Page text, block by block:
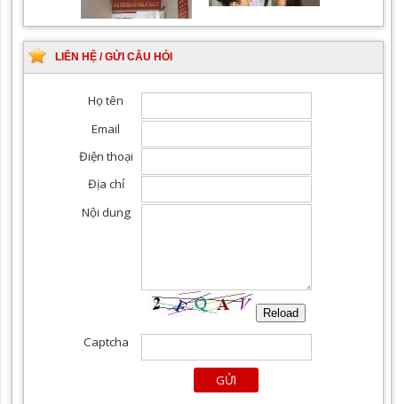
chuyên nghiệp, tận tình
LIÊN HỆ / GỬI CÂU HỎI